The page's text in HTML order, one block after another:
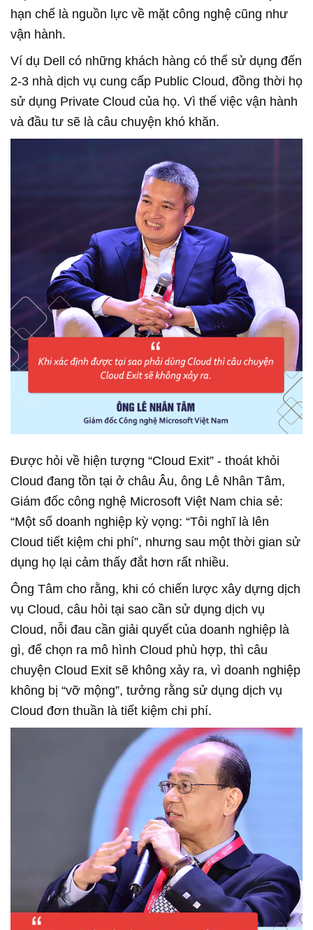
hạn chế là nguồn lực về mặt công nghệ cũng như
vận hành.
Ví dụ Dell có những khách hàng có thể sử dụng đến
2-3 nhà dịch vụ cung cấp Public Cloud, đồng thời họ
sử dụng Private Cloud của họ. Vì thế việc vận hành
và đầu tư sẽ là câu chuyện khó khăn.
Được hỏi về hiện tượng “Cloud Exit” - thoát khỏi
Cloud đang tồn tại ở châu Âu, ông Lê Nhân Tâm,
Giám đốc công nghệ Microsoft Việt Nam chia sẻ:
“Một số doanh nghiệp kỳ vọng: “Tôi nghĩ là lên
Cloud tiết kiệm chi phí”, nhưng sau một thời gian sử
dụng họ lại cảm thấy đắt hơn rất nhiều.
Ông Tâm cho rằng, khi có chiến lược xây dựng dịch
vụ Cloud, câu hỏi tại sao cần sử dụng dịch vụ
Cloud, nỗi đau cần giải quyết của doanh nghiệp là
gì, để chọn ra mô hình Cloud phù hợp, thì câu
chuyện Cloud Exit sẽ không xảy ra, vì doanh nghiệp
không bị “vỡ mộng”, tưởng rằng sử dụng dịch vụ
Cloud đơn thuần là tiết kiệm chi phí.